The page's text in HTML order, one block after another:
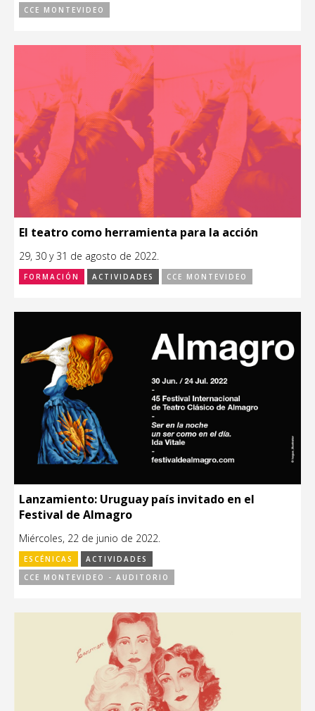
CCE MONTEVIDEO
El teatro como herramienta para la acción
29, 30 y 31 de agosto de 2022.
FORMACIÓN ACTIVIDADES CCE MONTEVIDEO
Lanzamiento: Uruguay país invitado en el
Festival de Almagro
Miércoles, 22 de junio de 2022.
ESCÉNICAS
ACTIVIDADES
CCE MONTEVIDEO - AUDITORIO